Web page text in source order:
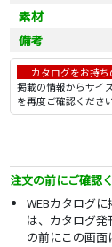
素材
備考
カタログをお持
掲載の情報からサイ
を再度ご確認くださ
注文の前にご確認
WEBカタログ
は、カタログ
の前にこの画面